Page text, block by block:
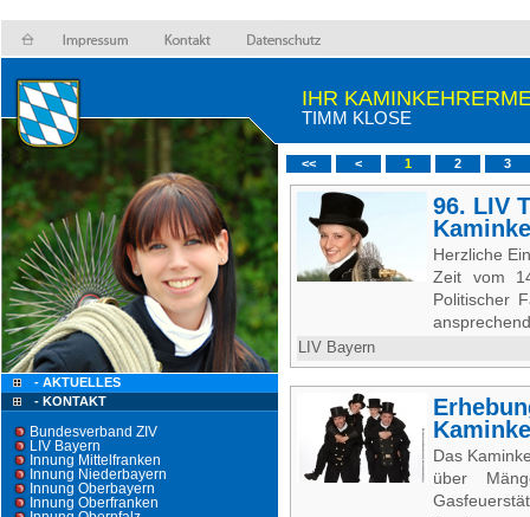
- AKTUELLES
- KONTAKT
Bundesverband ZIV
LIV Bayern
Innung Mittelfranken
Innung Niederbayern
Innung Oberbayern
Innung Oberfranken
IHR
TIMM KLOSE
<< < 1 2 3
96. LIV
Herzliche
Zeit vom
Politischer
LIV Bayern
Das
über